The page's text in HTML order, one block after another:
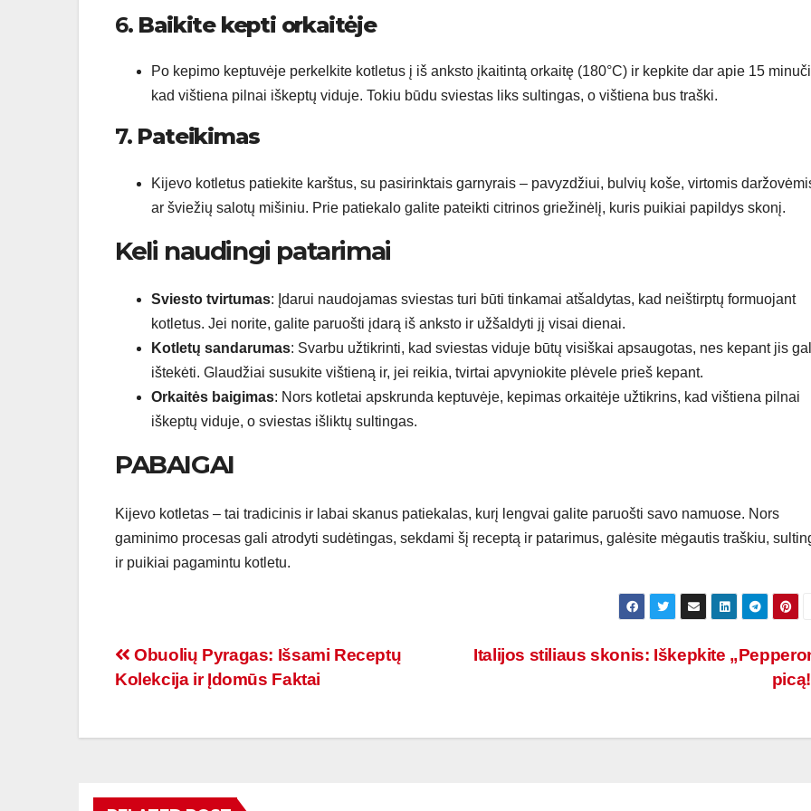
6. Baikite kepti orkaitėje
Po kepimo keptuvėje perkelkite kotletus į iš anksto įkaitintą orkaitę (180°C) ir kepkite dar apie 15
kad vištiena pilnai iškeptų viduje. Tokiu būdu sviestas liks sultingas, o vištiena bus traški.
7. Pateikimas
Kijevo kotletus patiekite karštus, su pasirinktais garnyrais – pavyzdžiui, bulvių koše, virtomis
ar šviežių salotų mišiniu. Prie patiekalo galite pateikti citrinos griežinėlį, kuris puikiai papildys skonį.
Keli naudingi patarimai
Sviesto tvirtumas: Įdarui naudojamas sviestas turi būti tinkamai atšaldytas, kad neištirptų formuojant
kotletus. Jei norite, galite paruošti įdarą iš anksto ir užšaldyti jį visai dienai.
Kotletų sandarumas: Svarbu užtikrinti, kad sviestas viduje būtų visiškai apsaugotas, nes kepant jis
ištekėti. Glaudžiai susukite vištieną ir, jei reikia, tvirtai apvyniokite plėvele prieš kepant.
Orkaitės baigimas: Nors kotletai apskrunda keptuvėje, kepimas orkaitėje užtikrins, kad vištiena pilnai
iškeptų viduje, o sviestas išliktų sultingas.
PABAIGAI
Kijevo kotletas – tai tradicinis ir labai skanus patiekalas, kurį lengvai galite paruošti savo namuose. Nors
gaminimo procesas gali atrodyti sudėtingas, sekdami šį receptą ir patarimus, galėsite mėgautis traškiu,
ir puikiai pagamintu kotletu.
Navigacija
įrašų
Italijos stiliaus skonis: Iškepkite
picą!
Obuolių Pyragas: Išsami Receptų
Kolekcija ir Įdomūs Faktai